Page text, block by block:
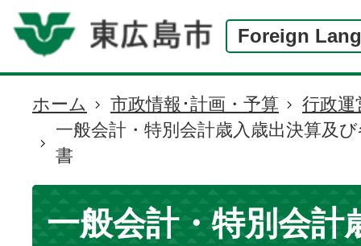
Foreign
現
位
ホーム 市政情報･計画・予算
行政運
一般会計・特別会計歳入歳出決算及
書
一般会計・特別会計